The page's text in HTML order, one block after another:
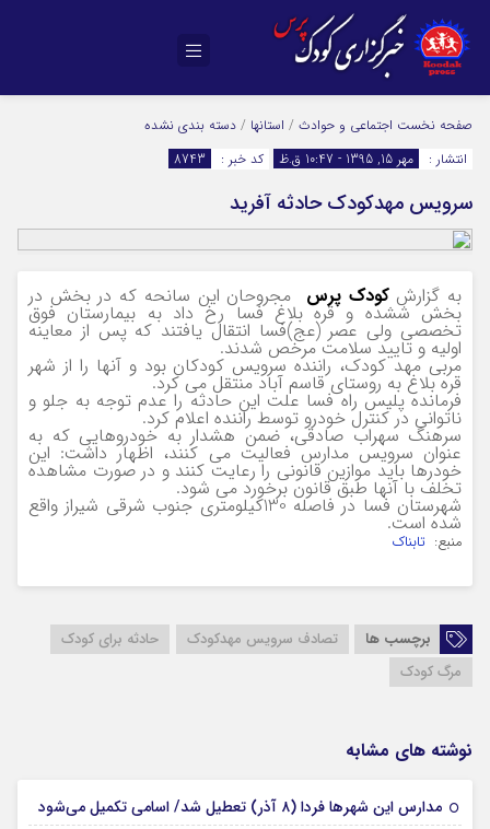
صفحه نخست اجتماعی و حوادث / استانها / دسته بندی نشده
انتشار :
مهر 15, 1395 - 10:47 ق.ظ کد خبر : 8743
سرویس مهدکودک حادثه آفرید
به گزارشکودک پرس مجروحان این سانحه که در بخش در
بخش ششده و قره بلاغ فسا رخ داد به بیمارستان فوق
تخصصی ولی عصر (عج)فسا انتقال یافتند که پس از معاینه
اولیه و تایید سلامت مرخص شدند.
مربی مهد کودک، راننده سرویس کودکان بود و آنها را از شهر
قره بلاغ به روستای قاسم آباد منتقل می کرد.
فرمانده پلیس راه فسا علت این حادثه را عدم توجه به جلو و
ناتوانی در کنترل خودرو توسط راننده اعلام کرد.
سرهنگ سهراب صادقی، ضمن هشدار به خودروهایی که به
عنوان سرویس مدارس فعالیت می کنند، اظهار داشت: این
خودرها باید موازین قانونی را رعایت کنند و در صورت مشاهده
تخلف با آنها طبق قانون برخورد می شود.
شهرستان فسا در فاصله 130کیلومتری جنوب شرقی شیراز واقع
شده است.
منبع: تابناک
برچسب ها تصادف سرویس مهدکودک
حادثه برای کودک
مرگ کودک
نوشته های مشابه
مدارس این شهرها فردا (۸ آذر) تعطیل شد/ اسامی تکمیل می‌شود